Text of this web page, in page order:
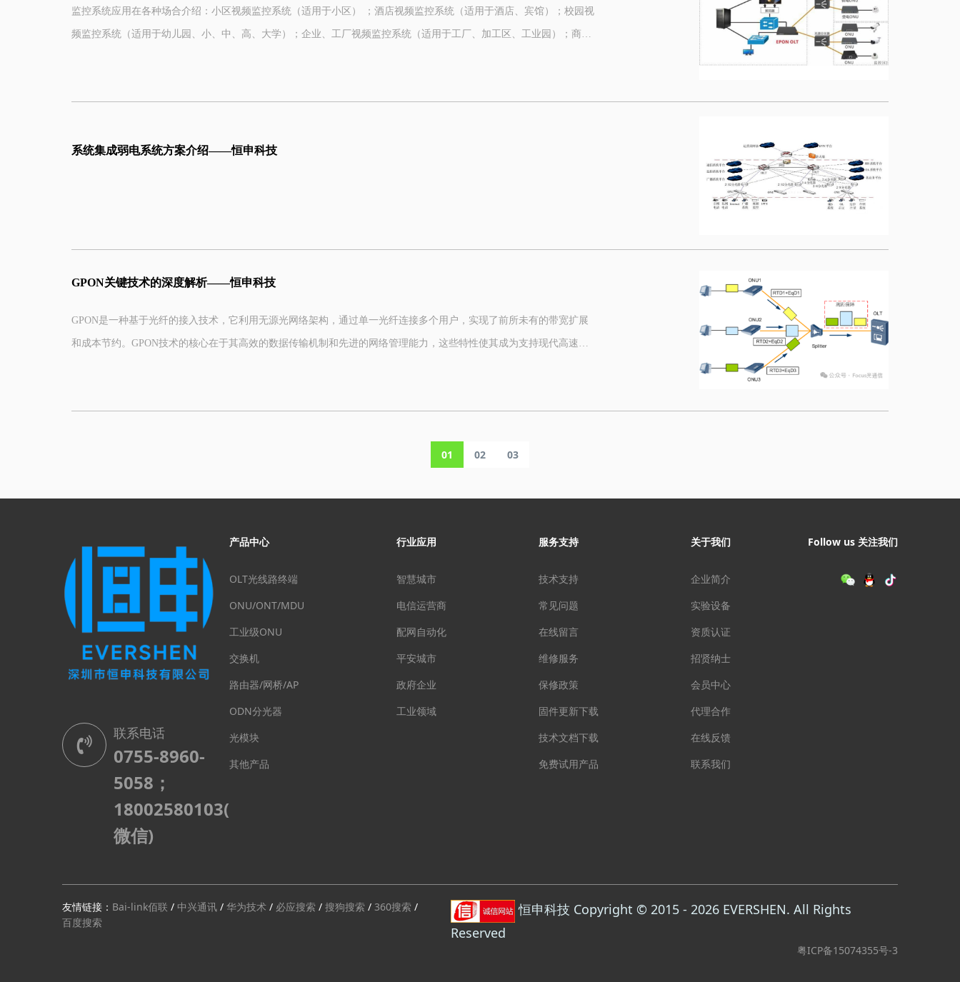
工作原理：既然现在主要使用交换机互联，那这里工作原理就主要是交换机的工作原理了。那我们可以搬出那句经典的
to cut down the network construction cost and simplify maintenance and enable the latter part of the network expansion more
flexible and convenient. It analyzes the possibilities of applying PON technology to the weak cut system, gives the engineering
监控系统应用在各种场合介绍：小区视频监控系统（适用于小区） ；酒店视频监控系统（适用于酒店、宾馆）；校园视
频监控系统（适用于幼儿园、小、中、高、大学）；企业、工厂视频监控系统（适用于工厂、加工区、工业园）；商用
系统集成弱电系统方案介绍——恒申科技
GPON关键技术的深度解析——恒申科技
GPON是一种基于光纤的接入技术，它利用无源光网络架构，通过单一光纤连接多个用户，实现了前所未有的带宽扩展
和成本节约。GPON技术的核心在于其高效的数据传输机制和先进的网络管理能力，这些特性使其成为支持现代高速通
必须在许可的时隙才能发送数据，不属于自己的时隙必须严格关闭光模块的发送信号，才不会影响其他ONU的正常工
工作，ONU侧的光模块必须支持突发发送功能，OLT侧的光模块必须支持突发接收功能。
01 02 03
联系电话
0755-8960-
5058；
18002580103(
微信)
产品中心
OLT光线路终端
ONU/ONT/MDU
工业级ONU
交换机
路由器/网桥/AP
ODN分光器
光模块
其他产品
行业应用
智慧城市
电信运营商
配网自动化
平安城市
政府企业
工业领域
服务支持
技术支持
常见问题
在线留言
维修服务
保修政策
固件更新下载
技术文档下载
免费试用产品
关于我们
企业简介
实验设备
资质认证
招贤纳士
会员中心
代理合作
在线反馈
联系我们
Follow us 关注我们
友情链接： Bai-link佰联 / 中兴通讯 / 华为技术 / 必应搜索 / 搜狗搜索 / 360搜索 /
百度搜索
恒申科技 Copyright © 2015 - 2026 EVERSHEN. All Rights
Reserved
粤ICP备15074355号-3